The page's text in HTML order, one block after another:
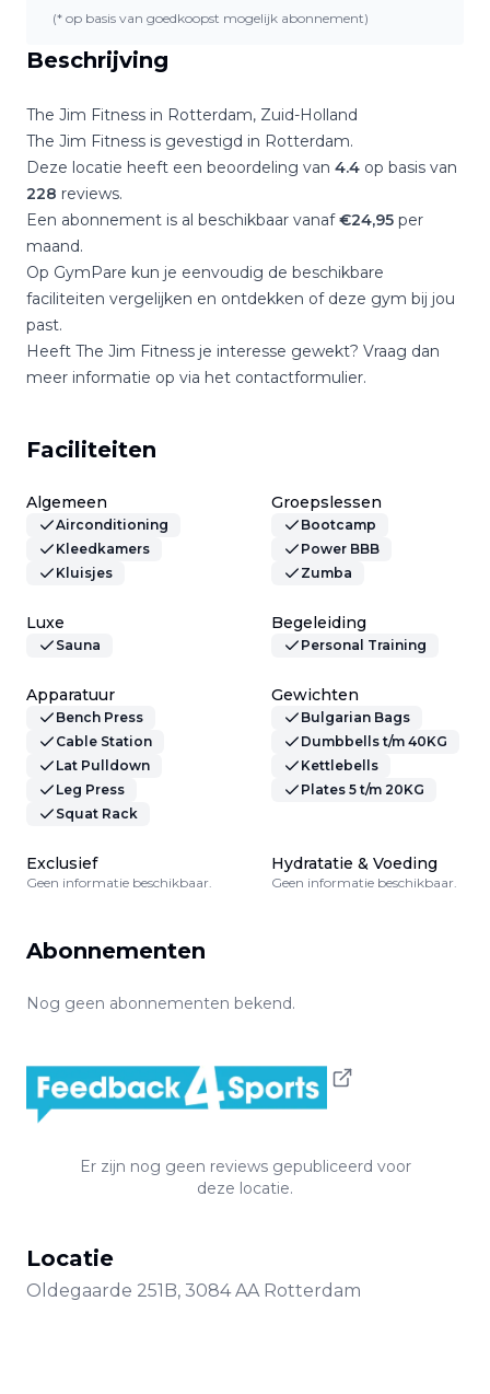
Beschrijving
The Jim Fitness in Rotterdam, Zuid-Holland
The Jim Fitness is gevestigd in Rotterdam.
Deze locatie heeft een beoordeling van 4.4 op basis van
228 reviews.
Een abonnement is al beschikbaar vanaf€24,95 per
maand.
Op GymPare kun je eenvoudig de beschikbare
faciliteiten vergelijken en ontdekken of deze gym bij jou
past.
Heeft The Jim Fitness je interesse gewekt? Vraag dan
meer informatie op via het contactformulier.
Faciliteiten
Algemeen
Airconditioning
Kleedkamers
Kluisjes
Groepslessen
Bootcamp
Power BBB
Zumba
Luxe
Sauna
Begeleiding
Personal Training
Apparatuur
Bench Press
Cable Station
Lat Pulldown
Leg Press
Squat Rack
Gewichten
Bulgarian Bags
Dumbbells t/m 40KG
Kettlebells
Plates 5 t/m 20KG
Exclusief
Geen informatie beschikbaar.
Hydratatie & Voeding
Geen informatie beschikbaar.
Abonnementen
Nog geen abonnementen bekend.
(* op basis van goedkoopst mogelijk abonnement)
Er zijn nog geen reviews gepubliceerd voor
deze locatie.
Locatie
Oldegaarde 251B, 3084 AA Rotterdam